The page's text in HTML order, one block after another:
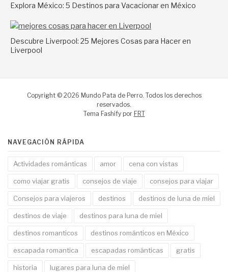
Explora México: 5 Destinos para Vacacionar en México
Descubre Liverpool: 25 Mejores Cosas para Hacer en
Liverpool
Copyright © 2026 Mundo Pata de Perro. Todos los derechos
reservados.
Tema Fashify por FRT
NAVEGACIÓN RÁPIDA
Actividades románticas amor cena con vistas
como viajar gratis consejos de viaje consejos para viajar
Consejos para viajeros destinos destinos de luna de miel
destinos de viaje destinos para luna de miel
destinos romanticos destinos románticos en México
escapada romantica escapadas románticas gratis
historia lugares para luna de miel